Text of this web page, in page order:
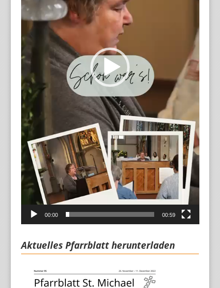
00:00 00:59
Aktuelles Pfarrblatt herunterladen